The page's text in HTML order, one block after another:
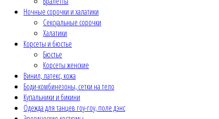
Ночные сорочки и халатики
Сексуальные сорочки
Халатики
Корсеты и бюстье
Бюстье
Корсеты женские
Винил, латекс, кожа
Боди-комбинезоны, сетки на тело
Купальники и бикини
Одежда для танцев гоу-гоу, поле дэнс